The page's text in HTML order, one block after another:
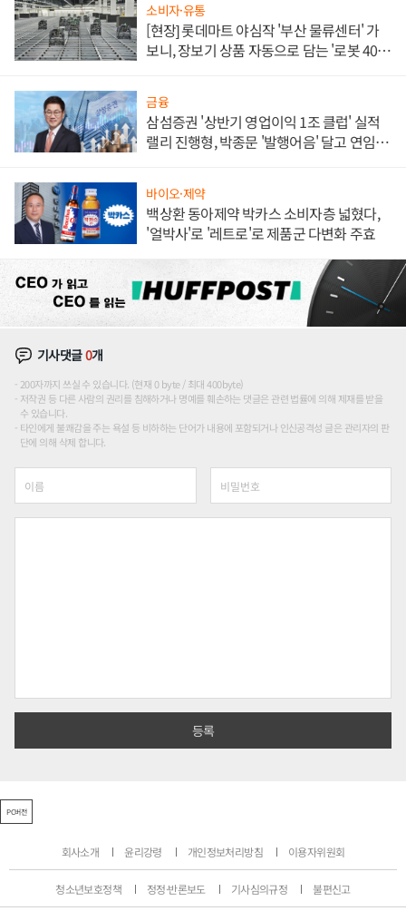
소비자·유통
[현장] 롯데마트 야심작 '부산 물류센터' 가
보니, 장보기 상품 자동으로 담는 '로봇 400
금융
삼섬증권 '상반기 영업이익 1조 클럽' 실적
랠리 진행형, 박종문 '발행어음' 달고 연임 향
바이오·제약
백상환 동아제약 박카스 소비자층 넓혔다,
'얼박사'로 '레트로'로 제품군 다변화 주효
기사댓글0개
200자까지 쓰실 수 있습니다. (현재 0 byte / 최대 400byte)
저작권 등 다른 사람의 권리를 침해하거나 명예를 훼손하는 댓글은 관련 법률에 의해 제재를 받을
수 있습니다.
타인에게 불쾌감을 주는 욕설 등 비하하는 단어가 내용에 포함되거나 인신공격성 글은 관리자의 판
단에 의해 삭제 합니다.
PC버전
회사소개 윤리강령 개인정보처리방침 이용자위원회
청소년보호정책 정정·반론보도 기사심의규정 불편신고